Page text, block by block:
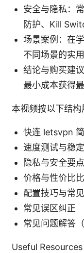
安全与隐私：
防护、Kill
场景案例：在
不同场景的实
结论与购买建
最小成本获得
本视频按以下结构
快连 letsvpn
速度测试与稳
隐私与安全要
价格与性价比
配置技巧与常
常见误区纠正
常见问题解答（
Useful